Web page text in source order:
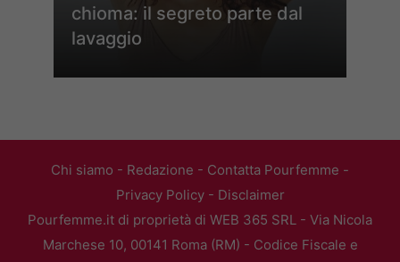
chioma: il segreto parte dal
lavaggio
Chi siamo - Redazione - Contatta Pourfemme -
Privacy Policy- Disclaimer
Pourfemme.it di proprietà di WEB 365 SRL - Via Nicola
Marchese 10, 00141 Roma (RM) - Codice Fiscale e